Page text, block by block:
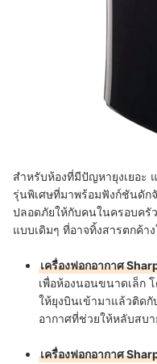
สำหรับห้องที่มีปัญหายุงเยอะ
รุ่นพิเศษที่มาพร้อมฟังก์ชันดัก
ปลอดภัยให้กับคนในครอบครั
แบบเดิมๆ ที่อาจทิ้งสารตกค้า
เครื่องฟอกอากาศ
เพื่อห้องนอนขนาดเล็ก
ให้ยุงบินเข้ามาแล้วติด
อากาศที่ช่วยให้หลับสบ
เครื่องฟอกอากาศ